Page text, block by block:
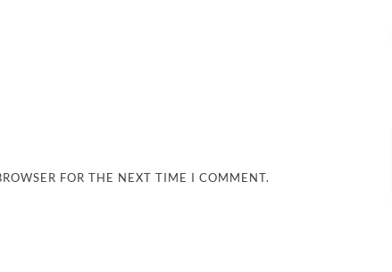
FOR THE NEXT TIME I COMMENT.